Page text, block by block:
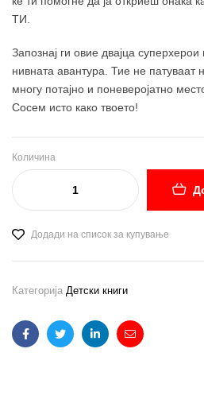
ТИ.
Запознај ги овие двајца
нивната авантура. Тие не патуваат
многу потајно и поневеројатно
Сосем исто како твоето!
Количина
Додади на список за купување
Категорија Детски книги
FacebookTwitterLinkedinEmail